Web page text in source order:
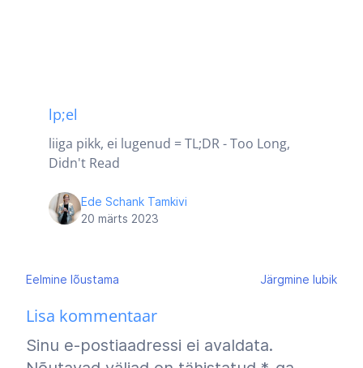
lp;el
liiga pikk, ei lugenud = TL;DR - Too Long,
Didn't Read
Ede Schank Tamkivi
20 märts 2023
Navigeerimine
Eelmine lõustama Järgmine lubik
Lisa kommentaar
Sinu e-postiaadressi ei avaldata.